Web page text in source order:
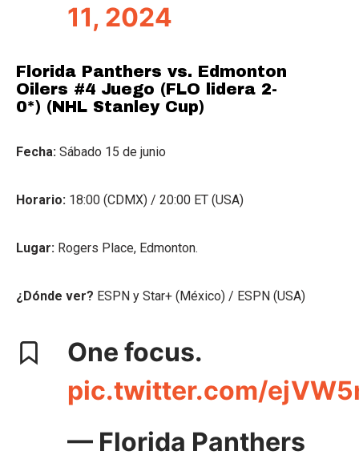
11, 2024
Florida Panthers vs. Edmonton
Oilers #4 Juego (FLO lidera 2-
0*) (NHL Stanley Cup)
Fecha: Sábado 15 de junio
Horario: 18:00 (CDMX) / 20:00 ET (USA)
Lugar: Rogers Place, Edmonton.
¿Dónde ver? ESPN y Star+ (México) / ESPN (USA)
One focus.
pic.twitter.com/
— Florida Panthers